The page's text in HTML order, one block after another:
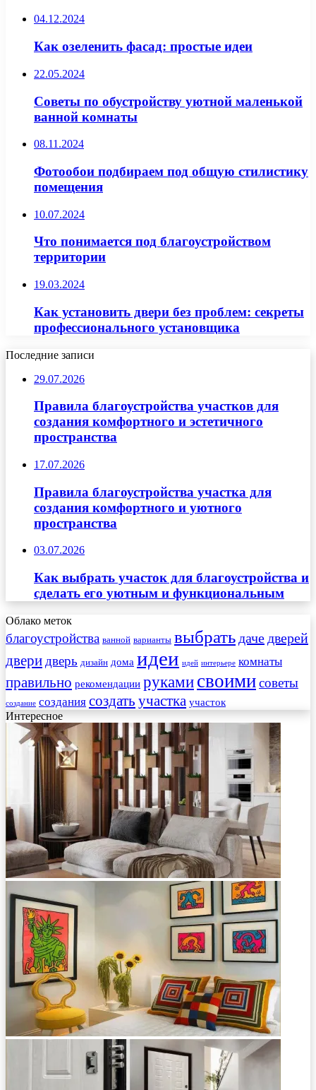
04.12.2024
Как озеленить фасад: простые идеи
22.05.2024
Советы по обустройству уютной маленькой
ванной комнаты
08.11.2024
Фотообои подбираем под общую стилистику
помещения
10.07.2024
Что понимается под благоустройством
территории
19.03.2024
Как установить двери без проблем: секреты
профессионального установщика
Последние записи
29.07.2026
Правила благоустройства участков для
создания комфортного и эстетичного
пространства
17.07.2026
Правила благоустройства участка для
создания комфортного и уютного
пространства
03.07.2026
Как выбрать участок для благоустройства и
сделать его уютным и функциональным
Облако меток
благоустройства ванной варианты выбрать даче дверей
двери дверь дизайн дома идеи идей интерьере комнаты
правильно рекомендации руками своимисоветы
создание создания создать участка участок
Интересное